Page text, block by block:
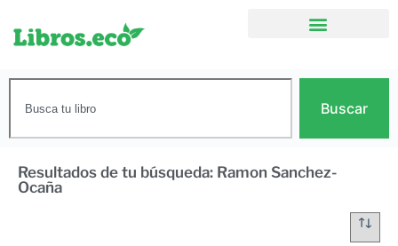
Buscar
Resultados de tu búsqueda: Ramon Sanchez-
Ocaña